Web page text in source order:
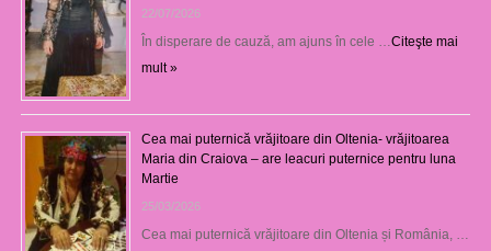
22/07/2026
În disperare de cauză, am ajuns în cele … Citeşte mai
mult »
Cea mai puternică vrăjitoare din Oltenia- vrăjitoarea
Maria din Craiova – are leacuri puternice pentru luna
Martie
25/03/2026
Cea mai puternică vrăjitoare din Oltenia și România, …